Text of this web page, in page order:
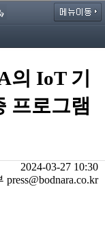
의 IoT 기
프로그램
2024-03-27 10:30
press@bodnara.co.kr